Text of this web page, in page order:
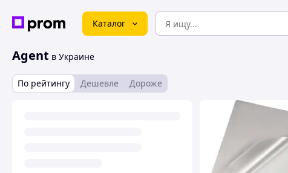
Каталог
Agent в Украине
По рейтингу Дешевле Дороже